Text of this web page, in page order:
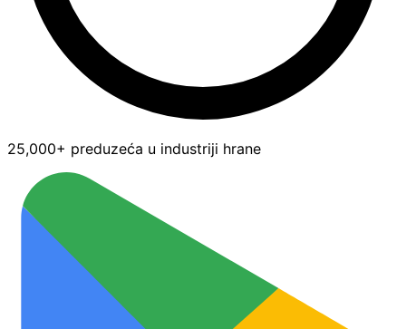
25,000+ preduzeća u industriji hrane